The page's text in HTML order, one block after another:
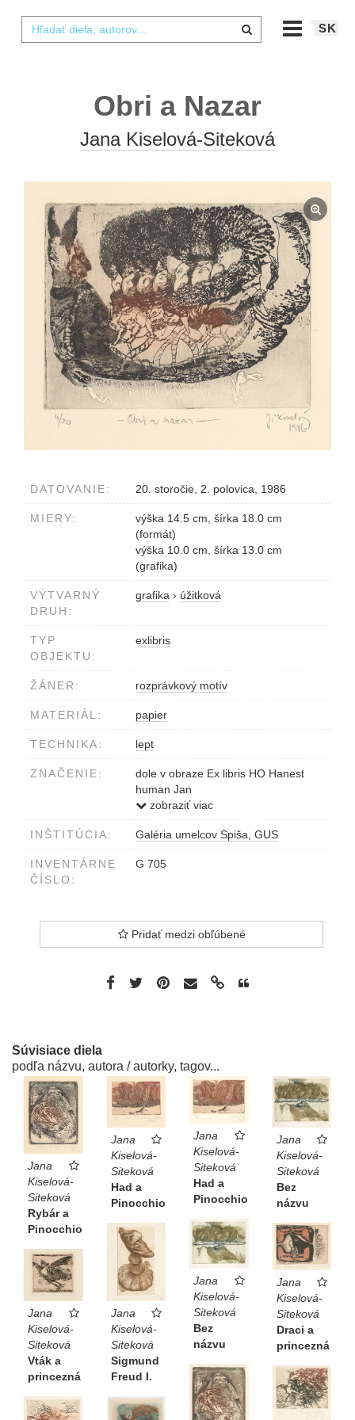
SK
Obri a Nazar
Jana Kiselová-Siteková
DATOVANIE: 20. storočie, 2. polovica, 1986
MIERY:
výška 14.5 cm, šírka 18.0 cm
(formát)
výška 10.0 cm, šírka 13.0 cm
(grafika)
VÝTVARNÝ
DRUH:
grafika › úžitková
TYP
OBJEKTU:
exlibris
ŽÁNER: rozprávkový motív
MATERIÁL: papier
TECHNIKA: lept
ZNAČENIE:
dole v obraze Ex libris HO Hanest
human Jan
dole pod obrazom 4/20, Obri a Nazar
zobraziť viac
INŠTITÚCIA: Galéria umelcov Spiša, GUS
INVENTÁRNE
ČÍSLO:
G 705
Pridať medzi obľúbené
Súvisiace diela
podľa názvu, autora / autorky, tagov...
Jana
Kiselová-
Siteková
Rybár a
Pinocchio
Jana
Kiselová-
Siteková
Had a
Pinocchio
Jana
Kiselová-
Siteková
Had a
Pinocchio
Jana
Kiselová-
Siteková
Bez
názvu
Jana
Kiselová-
Siteková
Bez
názvu
Jana
Kiselová-
Siteková
Sigmund
Freud I.
Jana
Kiselová-
Siteková
Draci a
princezná
Jana
Kiselová-
Siteková
Vták a
princezná